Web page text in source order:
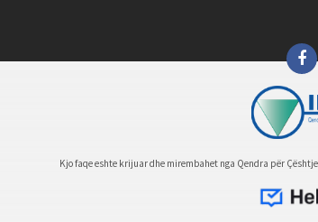
Kjo faqe eshte krijuar dhe mirembahet nga Qendra për